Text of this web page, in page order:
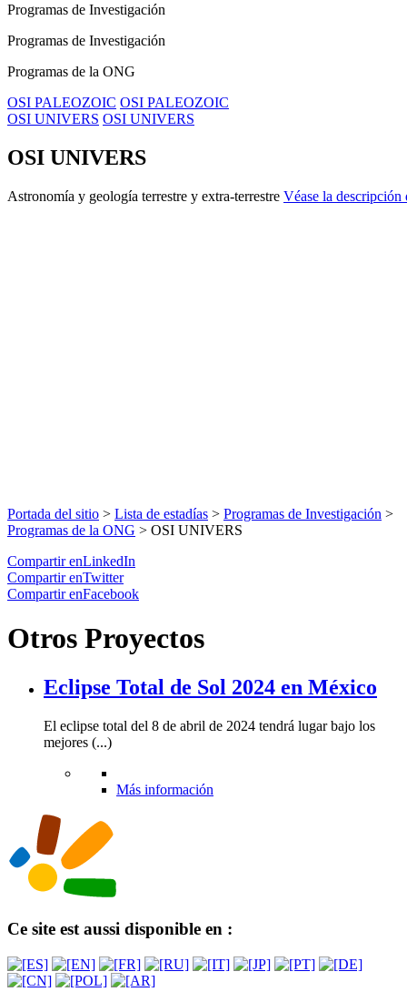
Programas de Investigación
Programas de Investigación
Programas de la ONG
OSI PALEOZOIC OSI PALEOZOIC
OSI UNIVERS OSI UNIVERS
OSI UNIVERS
Astronomía y geología terrestre y extra-terrestre Véase la descripción
Portada del sitio > Lista de estadías > Programas de Investigación >
Programas de la ONG > OSI UNIVERS
Compartir enLinkedIn
Compartir enTwitter
Compartir enFacebook
Otros Proyectos
Eclipse Total de Sol 2024 en México
El eclipse total del 8 de abril de 2024 tendrá lugar bajo los
mejores (...)
Más información
Ce site est aussi disponible en :